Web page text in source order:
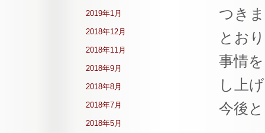
つき
とお
事情
し上
今後
2019年1月
2018年12月
2018年11月
2018年9月
2018年8月
2018年7月
2018年5月